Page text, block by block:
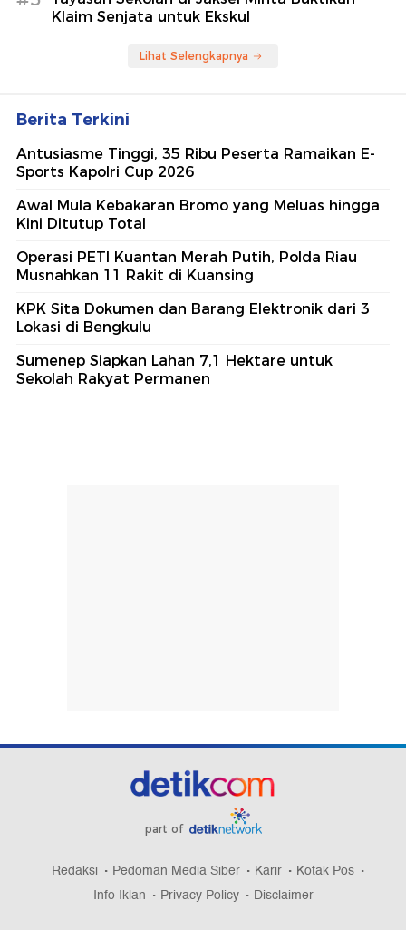
Klaim Senjata untuk Ekskul
Lihat Selengkapnya
Berita Terkini
Antusiasme Tinggi, 35 Ribu Peserta Ramaikan E-
Sports Kapolri Cup 2026
Awal Mula Kebakaran Bromo yang Meluas hingga
Kini Ditutup Total
Operasi PETI Kuantan Merah Putih, Polda Riau
Musnahkan 11 Rakit di Kuansing
KPK Sita Dokumen dan Barang Elektronik dari 3
Lokasi di Bengkulu
Sumenep Siapkan Lahan 7,1 Hektare untuk
Sekolah Rakyat Permanen
part of
Redaksi Pedoman Media Siber Karir
Kotak Pos
Info Iklan
Privacy Policy Disclaimer